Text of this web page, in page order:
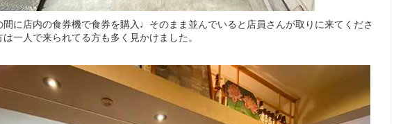
間に店内の食券機で食券を購入♩そのまま並んでいると店員さんが取りに来てくださ
一人で来られてる方も多く見かけました。